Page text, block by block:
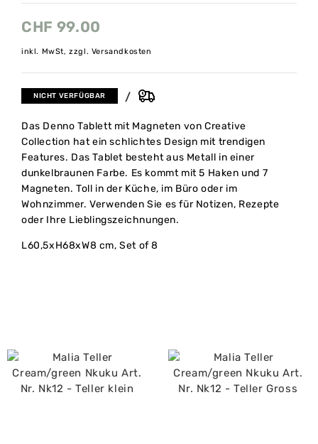
CHF 99.00
inkl. MwSt, zzgl. Versandkosten
NICHT VERFÜGBAR
Das Denno Tablett mit Magneten von Creative
Collection hat ein schlichtes Design mit trendigen
Features. Das Tablet besteht aus Metall in einer
dunkelbraunen Farbe. Es kommt mit 5 Haken und 7
Magneten. Toll in der Küche, im Büro oder im
Wohnzimmer. Verwenden Sie es für Notizen, Rezepte
oder Ihre Lieblingszeichnungen.
L60,5xH68xW8 cm, Set of 8